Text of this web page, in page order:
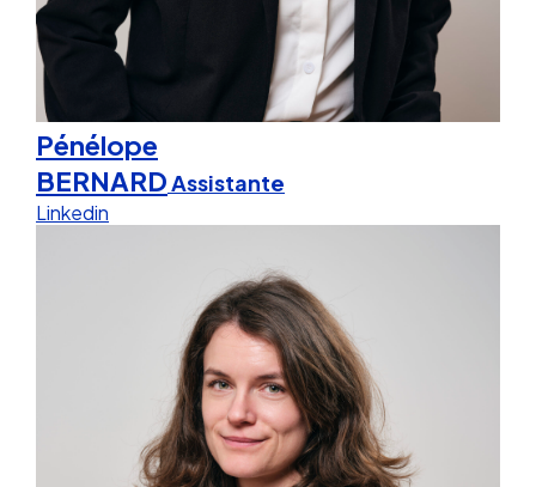
Pénélope
BERNARDAssistante
Linkedin